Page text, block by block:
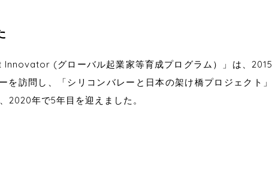
(グローバル起業家等育成プログラム）」は、2015
訪問し、「シリコンバレーと日本の架け橋プロジェクト」
2020年で5年目を迎えました。